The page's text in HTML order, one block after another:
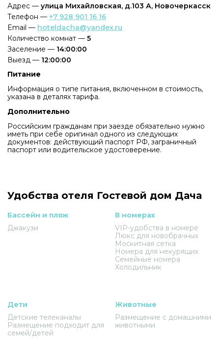
Адрес — улица Михайловская, д.103 А, Новочеркасск
Телефон — +7 928 901 16 16
Email — hoteldacha@yandex.ru
Количество комнат — 5
Заселение — 14:00:00
Выезд — 12:00:00
Питание
Информация о типе питания, включенном в стоимость,
указана в деталях тарифа.
Дополнительно
Российским гражданам при заезде обязательно нужно
иметь при себе оригинал одного из следующих
документов: действующий паспорт РФ, заграничный
паспорт или водительское удостоверение.
Удобства отеля Гостевой дом Дача
Бассейн и пляж
Джакузи
В номерах
VIP-удобства в номере
Люкс для новобрачных
Москитная сетка
Номера для некурящих
Семейные номера
Холодильник
Дети
Детские телеканалы
Размещение подходит для
семей/детей
Животные
Размещение с домашними
животными